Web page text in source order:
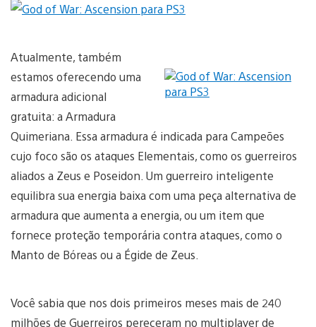
Atualmente, também
estamos oferecendo uma
armadura adicional
gratuita: a Armadura
Quimeriana. Essa armadura é indicada para Campeões
cujo foco são os ataques Elementais, como os guerreiros
aliados a Zeus e Poseidon. Um guerreiro inteligente
equilibra sua energia baixa com uma peça alternativa de
armadura que aumenta a energia, ou um item que
fornece proteção temporária contra ataques, como o
Manto de Bóreas ou a Égide de Zeus.
Você sabia que nos dois primeiros meses mais de 240
milhões de Guerreiros pereceram no multiplayer de